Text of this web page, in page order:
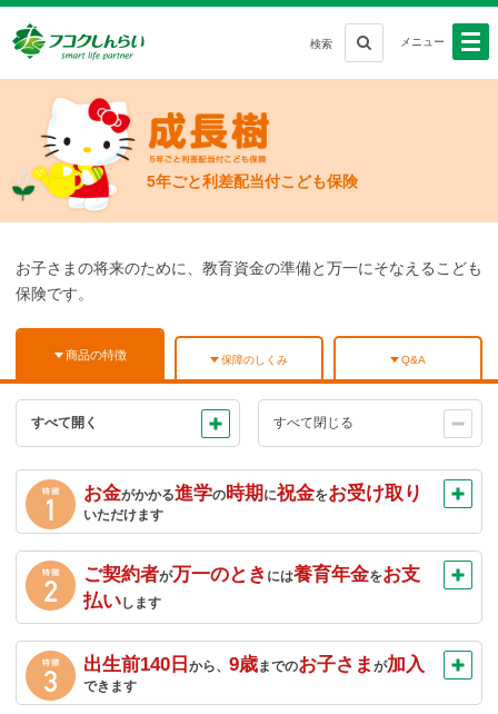
メニュー
検索
5年ごと利差配当付こども保険
お子さまの将来のために、教育資金の準備と万一にそなえるこども
保険です。
商品の特徴 保障のしくみ Q&A
すべて開く すべて閉じる
お金がかかる進学の時期 に祝金をお受け取り
いただけます
お子さまの進学時期にあわせて、教育資金として使える
「祝金」が支払われますので、計画的に教育資金の準備が
できます。
ご契約者が万一のとき には養育年金をお支
払いします
ご契約者が亡くなられた場合や、高度障害状態になられた
場合に、毎年支払われる養育年金を、お子さまの教育費や
生活費にあてることができます。
出生前140日 から、 9歳までのお子さま が加入
できます